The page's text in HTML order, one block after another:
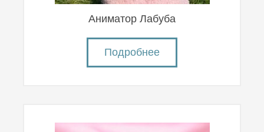
Аниматор Лабуба
Подробнее